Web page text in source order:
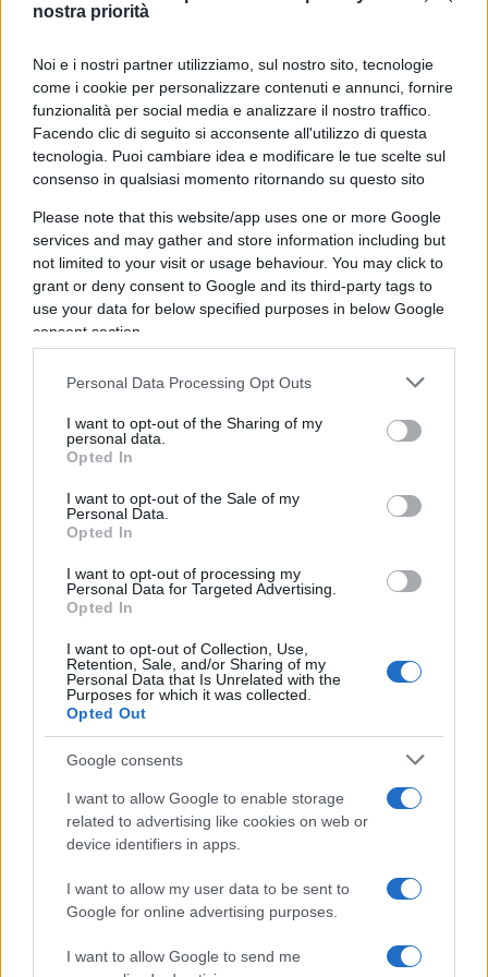
nostra priorità
Noi e i nostri partner utilizziamo, sul nostro sito, tecnologie
come i cookie per personalizzare contenuti e annunci, fornire
funzionalità per social media e analizzare il nostro traffico.
Facendo clic di seguito si acconsente all'utilizzo di questa
tecnologia. Puoi cambiare idea e modificare le tue scelte sul
consenso in qualsiasi momento ritornando su questo sito
Please note that this website/app uses one or more Google
services and may gather and store information including but
not limited to your visit or usage behaviour. You may click to
grant or deny consent to Google and its third-party tags to
use your data for below specified purposes in below Google
consent section.
Personal Data Processing Opt Outs
I want to opt-out of the Sharing of my
personal data.
Opted In
I want to opt-out of the Sale of my
Personal Data.
Opted In
I want to opt-out of processing my
Personal Data for Targeted Advertising.
Opted In
I want to opt-out of Collection, Use,
Retention, Sale, and/or Sharing of my
Personal Data that Is Unrelated with the
Purposes for which it was collected.
Opted Out
Google consents
I want to allow Google to enable storage
related to advertising like cookies on web or
device identifiers in apps.
I want to allow my user data to be sent to
Google for online advertising purposes.
I want to allow Google to send me
permesso – aspira da sempre
che all’Agenzia del Demanio, pur dando il meglio
di sé, non riesce proprio a farsi apprezzare.
L’eventuale arrivo della Perrotta sarebbe però
possibile grazie ad una famigerata legge del 1993
completamente stravolto l’organizzazione dei
vertici delle Amministrazioni pubbliche con lo
spoil system.
Se infatti prima di tale provvedimento si veniva
nominati con delibera del Consiglio dei Ministri e i
all’eventuale revoca, oggi per i superburocrati è
previsto un avvicendamento per cui, ad ogni
nuovo governo che si insedia, come nel gioco
dell’oca, si riparte daccapo.
dello Stato, Direttore Generale del Tesoro,
Segretario Generale della Farnesina e della Difesa,
Capi Dipartimento, ecc… Ma lo sconforto di
Giorgetti, tanto onesto, timorato di Dio e
preparato quanto sfiduciato, è più che
comprensibile, vista la situazione della finanza
pubblica.Servono 20 miliardi per rifinanziare il
cuneo fiscale e gli sgravi Irpef. A questi si
aggiungerà la raccomandazione del taglio di 5
miliardi di deficit che, puntualmente, arriverà
dalla Commissione europea il 21 giugno: un
incubo per la campagna di comunicazione del «va